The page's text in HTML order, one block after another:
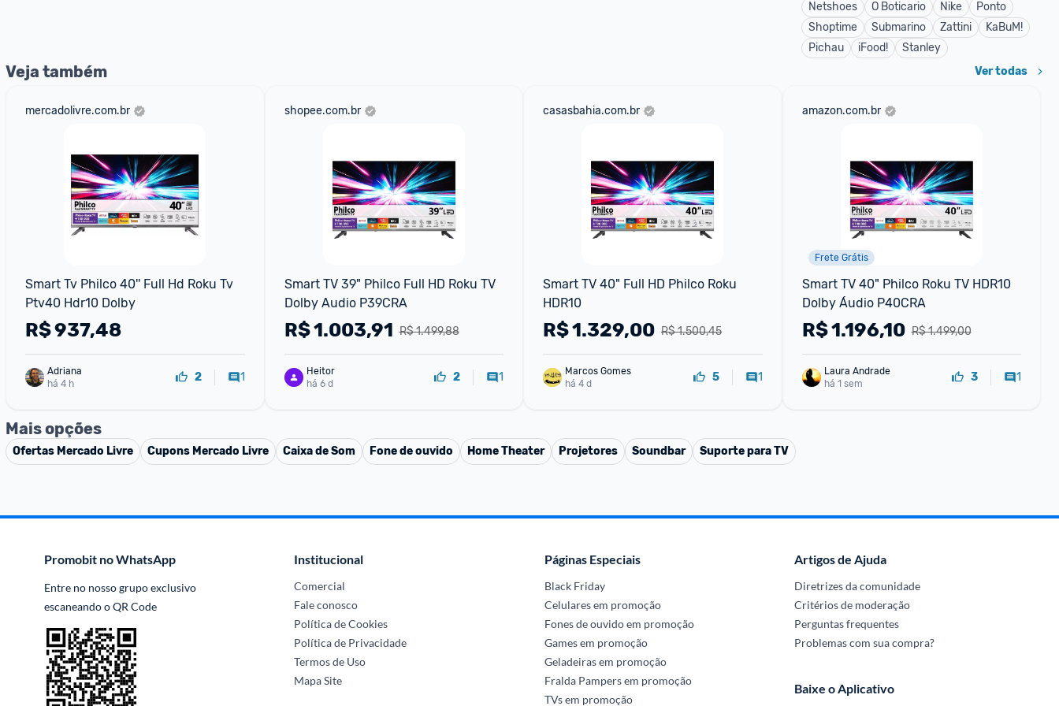
Netshoes
O Boticario Nike
Ponto
Shoptime
Submarino Zattini
KaBuM!
Pichau
iFood! Stanley
Veja também Ver todas
mercadolivre.com.br
Smart Tv Philco 40'' Full Hd Roku Tv
Ptv40 Hdr10 Dolby
R$937,48
Adriana
há 4 h
2 1
shopee.com.br
Smart TV 39" Philco Full HD Roku TV
Dolby Audio P39CRA
R$ 1.499,88
R$1.003,91
Heitor
há 6 d
2 1
casasbahia.com.br
Smart TV 40" Full HD Philco Roku
HDR10
R$ 1.500,45
R$1.329,00
Marcos Gomes
há 4 d
5 1
amazon.com.br
Frete Grátis
Smart TV 40" Philco Roku TV HDR10
Dolby Áudio P40CRA
R$ 1.499,00
R$1.196,10
Laura Andrade
há 1 sem
3 1
Mais opções
Ofertas Mercado Livre Cupons Mercado Livre Caixa de Som Fone de ouvido Home Theater Projetores Soundbar Suporte para TV
Promobit no WhatsApp
Entre no nosso grupo exclusivo
escaneando o QR Code
Institucional
Comercial
Fale conosco
Política de Cookies
Política de Privacidade
Termos de Uso
Mapa Site
Páginas Especiais
Black Friday
Celulares em promoção
Fones de ouvido em promoção
Games em promoção
Geladeiras em promoção
Fralda Pampers em promoção
TVs em promoção
Artigos de Ajuda
Diretrizes da comunidade
Critérios de moderação
Perguntas frequentes
Problemas com sua compra?
Baixe o Aplicativo